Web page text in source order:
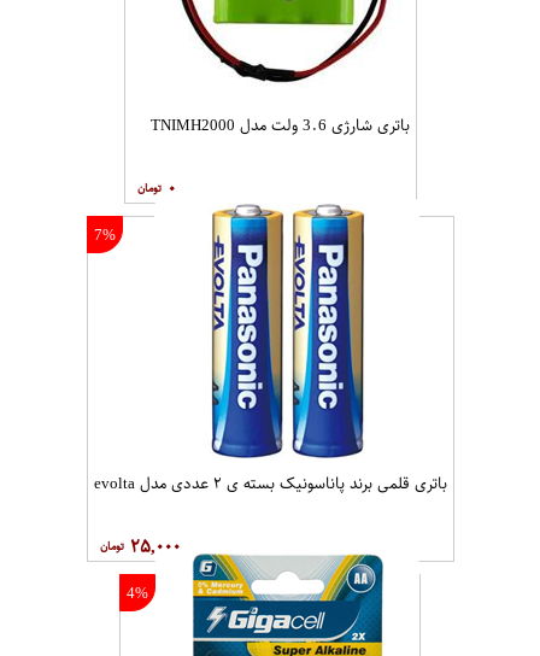
باتری شارژی 3.6 ولت مدل TNIMH2000
۰
7%
باتری قلمی برند پاناسونیک بسته ی ۲ عددی مدل evolta
۲۵,۰۰۰
4%